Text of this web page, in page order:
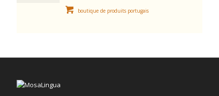
boutique de produits portugais